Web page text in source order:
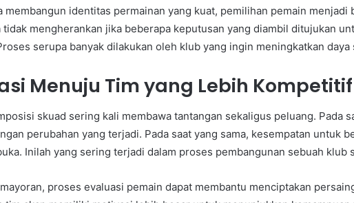
membangun identitas permainan yang kuat, pemilihan pemain menjadi
tidak mengherankan jika beberapa keputusan yang diambil ditujukan
serupa banyak dilakukan oleh klub yang ingin meningkatkan daya
Menuju Tim yang Lebih Kompetitif
skuad sering kali membawa tantangan sekaligus peluang. Pada
perubahan yang terjadi. Pada saat yang sama, kesempatan untuk
Inilah yang sering terjadi dalam proses pembangunan sebuah klub
proses evaluasi pemain dapat membantu menciptakan